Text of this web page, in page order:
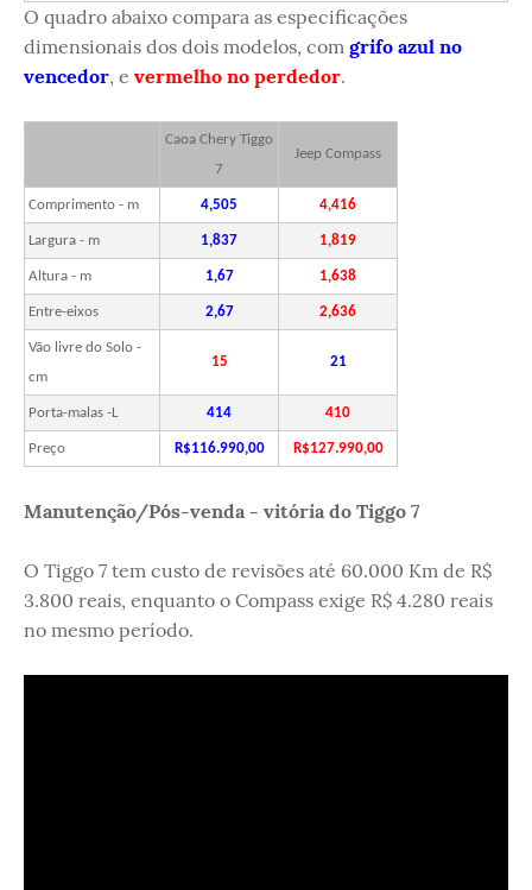
O quadro abaixo compara as especificações
dimensionais dos dois modelos, com grifo azul no
vencedor, e vermelho no perdedor.
Caoa Chery Tiggo
7
Jeep Compass
Comprimento - m 4,505 4,416
Largura - m 1,837 1,819
Altura - m 1,67 1,638
Entre-eixos 2,67 2,636
Vão livre do Solo -
cm
15 21
Porta-malas -L 414 410
Preço R$116.990,00 R$127.990,00
Manutenção/Pós-venda - vitória do Tiggo 7
O Tiggo 7 tem custo de revisões até 60.000 Km de R$
3.800 reais, enquanto o Compass exige R$ 4.280 reais
no mesmo período.